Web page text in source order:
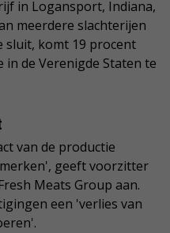
in Logansport, Indiana,
meerdere slachterijen
sluit, komt 19 procent
de Verenigde Staten te
van de productie
geeft voorzitter
Meats Group aan.
een 'verlies van